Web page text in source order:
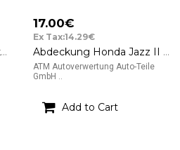
Tachoabdeckung Abdeckung Honda Jazz 77210-SAA-G0
17.00€
Ex Tax:14.29€
Abdeckung Honda Jazz II GMT 77210-SEL-PO
ATM Autoverwertung Auto-Teile
GmbH ..
Add to Cart